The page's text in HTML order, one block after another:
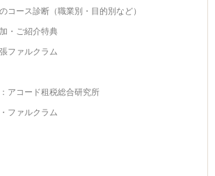
コース診断（職業別・目的別など）
・ご紹介特典
ファルクラム
アコード租税総合研究所
ファルクラム